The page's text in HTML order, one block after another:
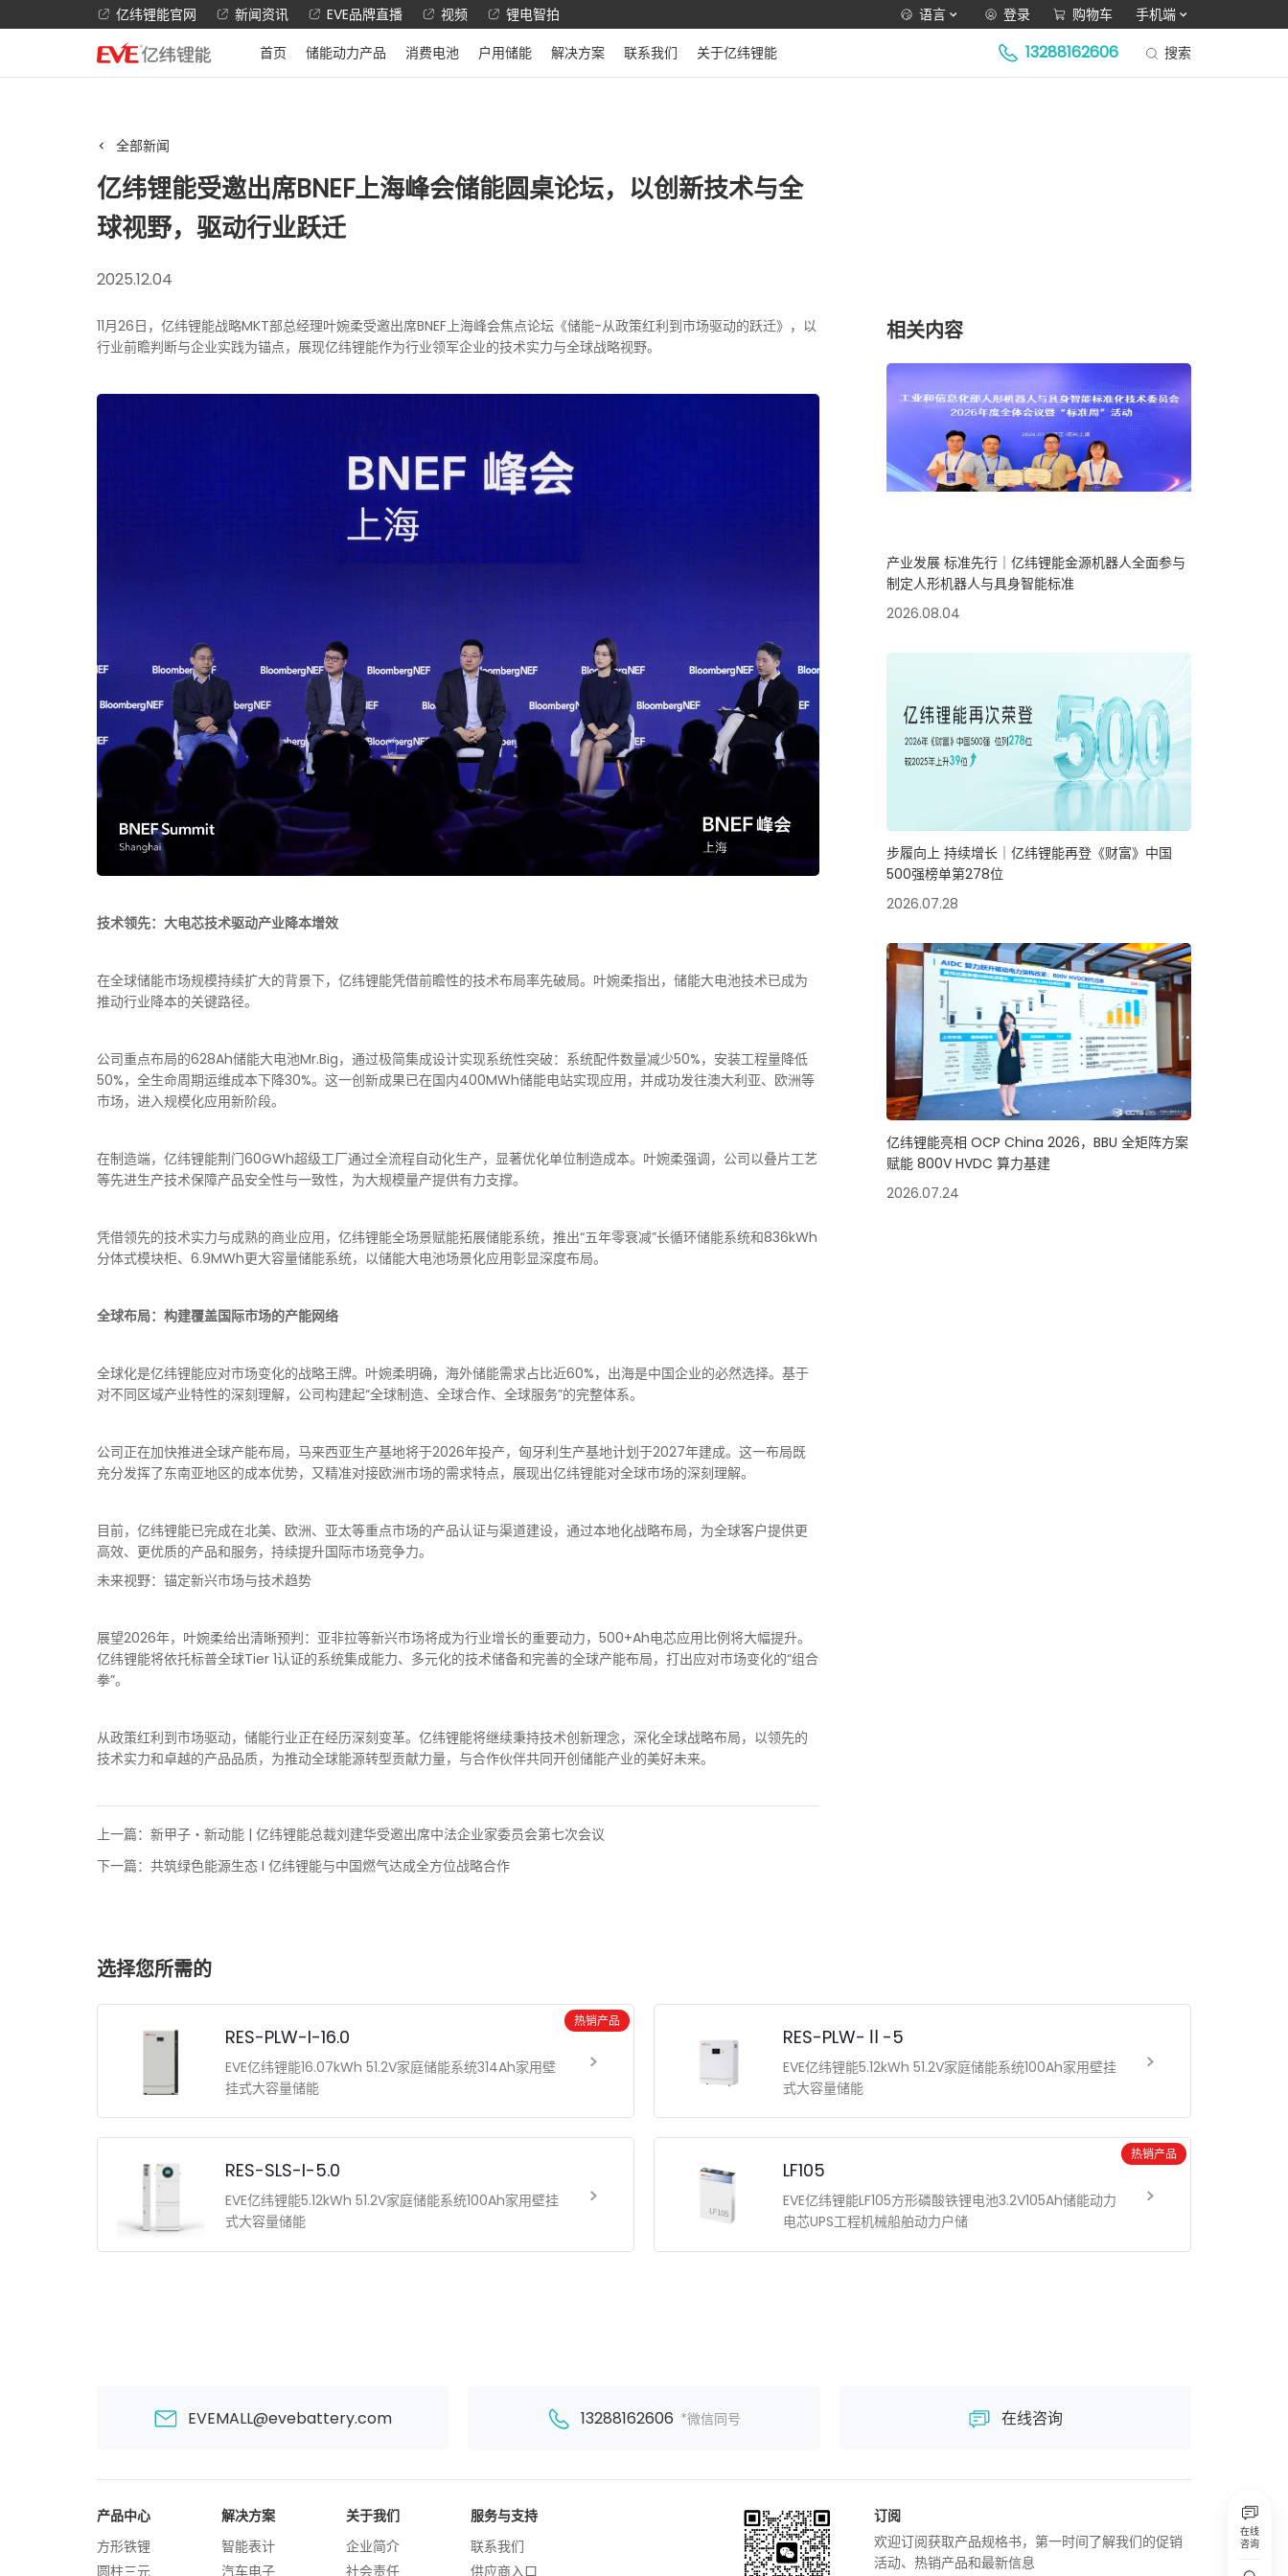
亿纬锂能官网 新闻资讯 EVE品牌直播 视频 锂电智拍 语言 登录 购物车
手机端
首页
储能动力产品 消费电池 户用储能 解决方案 联系我们 关于亿纬锂能 13288162606 搜索
全部新闻
亿纬锂能受邀出席BNEF上海峰会储能圆桌论坛，以创新技术与全
球视野，驱动行业跃迁
2025.12.04
11月26日，亿纬锂能战略MKT部总经理叶婉柔受邀出席BNEF上海峰会焦点论坛《储能-从政策红利到市场驱动的跃迁》，以
行业前瞻判断与企业实践为锚点，展现亿纬锂能作为行业领军企业的技术实力与全球战略视野。
技术领先：大电芯技术驱动产业降本增效
在全球储能市场规模持续扩大的背景下，亿纬锂能凭借前瞻性的技术布局率先破局。叶婉柔指出，储能大电池技术已成为
推动行业降本的关键路径。
公司重点布局的628Ah储能大电池Mr.Big，通过极简集成设计实现系统性突破：系统配件数量减少50%，安装工程量降低
50%，全生命周期运维成本下降30%。这一创新成果已在国内400MWh储能电站实现应用，并成功发往澳大利亚、欧洲等
市场，进入规模化应用新阶段。
在制造端，亿纬锂能荆门60GWh超级工厂通过全流程自动化生产，显著优化单位制造成本。叶婉柔强调，公司以叠片工艺
等先进生产技术保障产品安全性与一致性，为大规模量产提供有力支撑。
凭借领先的技术实力与成熟的商业应用，亿纬锂能全场景赋能拓展储能系统，推出“五年零衰减”长循环储能系统和836kWh
分体式模块柜、6.9MWh更大容量储能系统，以储能大电池场景化应用彰显深度布局。
全球布局：构建覆盖国际市场的产能网络
全球化是亿纬锂能应对市场变化的战略王牌。叶婉柔明确，海外储能需求占比近60%，出海是中国企业的必然选择。基于
对不同区域产业特性的深刻理解，公司构建起“全球制造、全球合作、全球服务”的完整体系。
公司正在加快推进全球产能布局，马来西亚生产基地将于2026年投产，匈牙利生产基地计划于2027年建成。这一布局既
充分发挥了东南亚地区的成本优势，又精准对接欧洲市场的需求特点，展现出亿纬锂能对全球市场的深刻理解。
目前，亿纬锂能已完成在北美、欧洲、亚太等重点市场的产品认证与渠道建设，通过本地化战略布局，为全球客户提供更
高效、更优质的产品和服务，持续提升国际市场竞争力。
未来视野：锚定新兴市场与技术趋势
展望2026年，叶婉柔给出清晰预判：亚非拉等新兴市场将成为行业增长的重要动力，500+Ah电芯应用比例将大幅提升。
亿纬锂能将依托标普全球Tier 1认证的系统集成能力、多元化的技术储备和完善的全球产能布局，打出应对市场变化的“组合
拳”。
从政策红利到市场驱动，储能行业正在经历深刻变革。亿纬锂能将继续秉持技术创新理念，深化全球战略布局，以领先的
技术实力和卓越的产品品质，为推动全球能源转型贡献力量，与合作伙伴共同开创储能产业的美好未来。
上一篇： 新甲子・新动能 | 亿纬锂能总裁刘建华受邀出席中法企业家委员会第七次会议
下一篇： 共筑绿色能源生态 I 亿纬锂能与中国燃气达成全方位战略合作
相关内容
产业发展 标准先行｜亿纬锂能金源机器人全面参与
制定人形机器人与具身智能标准
2026.08.04
步履向上 持续增长｜亿纬锂能再登《财富》中国
500强榜单第278位
2026.07.28
亿纬锂能亮相 OCP China 2026，BBU 全矩阵方案
赋能 800V HVDC 算力基建
2026.07.24
选择您所需的
RES-PLW-I-16.0
EVE亿纬锂能16.07kWh 51.2V家庭储能系统314Ah家用壁
挂式大容量储能
热销产品
RES-PLW-Ⅱ-5
EVE亿纬锂能5.12kWh 51.2V家庭储能系统100Ah家用壁挂
式大容量储能
RES-SLS-I-5.0
EVE亿纬锂能5.12kWh 51.2V家庭储能系统100Ah家用壁挂
式大容量储能
LF105
EVE亿纬锂能LF105方形磷酸铁锂电池3.2V105Ah储能动力
电芯UPS工程机械船舶动力户储
热销产品
EVEMALL@evebattery.com 13288162606 *微信同号 在线咨询
产品中心
方形铁锂
圆柱三元
解决方案
智能表计
汽车电子
关于我们
企业简介
社会责任
服务与支持
联系我们
供应商入口
订阅
欢迎订阅获取产品规格书，第一时间了解我们的促销
活动、热销产品和最新信息
在线
咨询